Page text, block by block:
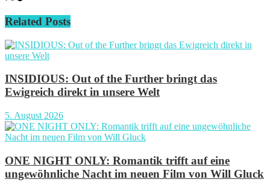
Related Posts
INSIDIOUS: Out of the Further bringt das
Ewigreich direkt in unsere Welt
5. August 2026
ONE NIGHT ONLY: Romantik trifft auf eine
ungewöhnliche Nacht im neuen Film von Will Gluck